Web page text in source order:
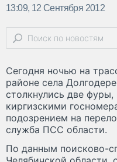
13:09, 12 Сентября 2012
Сегодня ночью на
районе села
столкнулись две фуры,
киргизскими
подозрением на
служба ПСС области.
По данным поисково-